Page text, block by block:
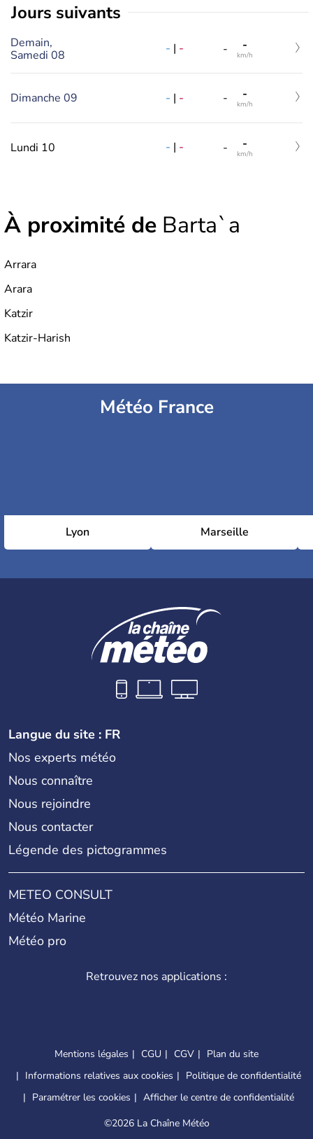
jours suivants
Demain,
Samedi 08
- | - - -
km/h
Dimanche 09 - | - - -
km/h
Lundi 10 - | - - -
km/h
À proximité de Barta`a
Arrara
Arara
Katzir
Katzir-Harish
Météo France
Lyon Marseille
Langue du site : FR
Nos experts météo
Nous connaître
Nous rejoindre
Nous contacter
Légende des pictogrammes
METEO CONSULT
Météo Marine
Météo pro
Retrouvez nos applications :
Mentions légales CGU CGV
Plan du site
Informations relatives aux cookies
Politique de confidentialité
Paramétrer les cookies
Afficher le centre de confidentialité
©2026 La Chaîne Météo